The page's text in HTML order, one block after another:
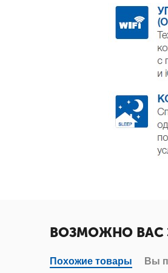
ВОЗМОЖНО ВАС
Похожие товары Вы